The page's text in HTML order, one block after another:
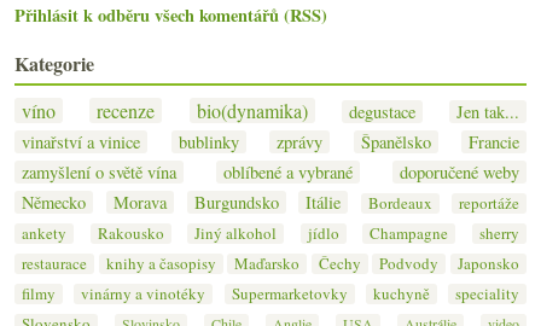
Přihlásit k odběru všech komentářů (RSS)
Kategorie
víno recenze bio(dynamika) degustace
Jen tak...
vinařství a vinice
bublinky zprávy Španělsko
Francie
zamyšlení o světě vína
oblíbené a vybrané
doporučené weby
Německo
Morava Burgundsko Itálie Bordeaux
reportáže
ankety
Rakousko Jiný alkohol jídlo Champagne
sherry
restaurace
knihy a časopisy Maďarsko Čechy Podvody
Japonsko
filmy
vinárny a vinotéky Supermarketovky kuchyně
speciality